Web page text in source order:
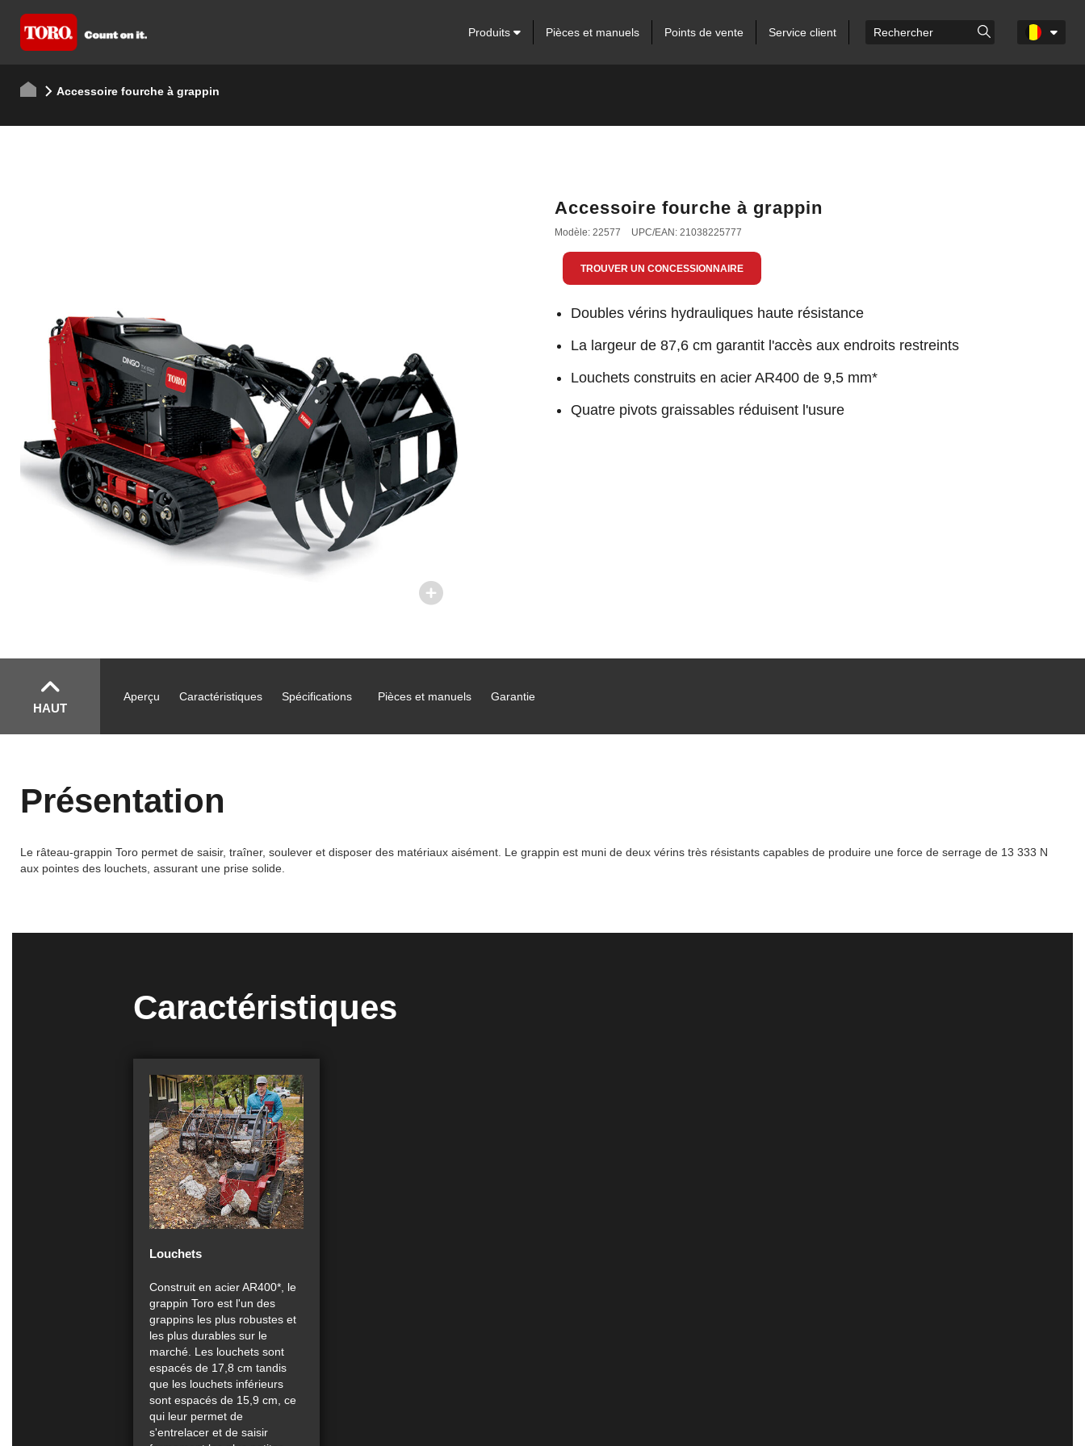
Produits Pièces et manuels Points de vente Service client
Accessoire fourche à grappin
Accessoire fourche à grappin
Modèle: 22577 UPC/EAN: 21038225777
TROUVER UN CONCESSIONNAIRE
Doubles vérins hydrauliques haute résistance
La largeur de 87,6 cm garantit l'accès aux endroits restreints
Louchets construits en acier AR400 de 9,5 mm*
Quatre pivots graissables réduisent l'usure
HAUT
Aperçu Caractéristiques Spécifications Pièces et manuels Garantie
Présentation
Le râteau-grappin Toro permet de saisir, traîner, soulever et disposer des matériaux aisément. Le grappin est muni de deux vérins très résistants capables de produire une force de serrage de 13 333 N
aux pointes des louchets, assurant une prise solide.
Caractéristiques
Louchets
Construit en acier AR400*, le
grappin Toro est l'un des
grappins les plus robustes et
les plus durables sur le
marché. Les louchets sont
espacés de 17,8 cm tandis
que les louchets inférieurs
sont espacés de 15,9 cm, ce
qui leur permet de
s'entrelacer et de saisir